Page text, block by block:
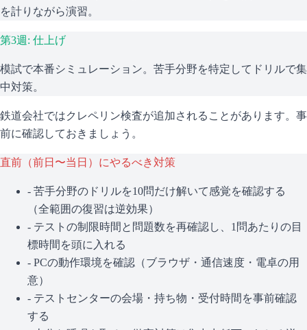
を計りながら演習。
第3週: 仕上げ
模試で本番シミュレーション。苦手分野を特定してドリルで集
中対策。
鉄道会社ではクレペリン検査が追加されることがあります。事
前に確認しておきましょう。
直前（前日〜当日）にやるべき対策
- 苦手分野のドリルを10問だけ解いて感覚を確認する
（全範囲の復習は逆効果）
- テストの制限時間と問題数を再確認し、1問あたりの目
標時間を頭に入れる
- PCの動作環境を確認（ブラウザ・通信速度・電卓の用
意）
- テストセンターの会場・持ち物・受付時間を事前確認
する